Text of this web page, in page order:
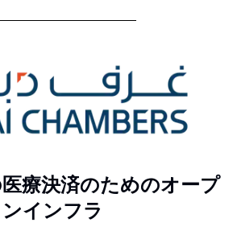
療決済のためのオープ
ンインフラ